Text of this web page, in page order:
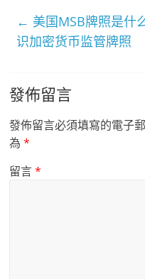
← 美国MSB牌照是什
识加密货币监管牌照
發佈留言
發佈留言必須填寫的電子
為*
留言*